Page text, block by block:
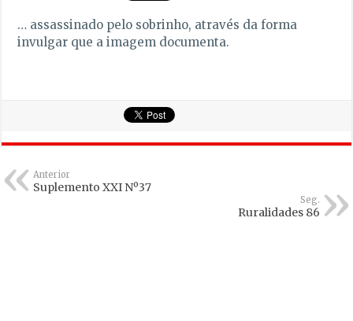
… assassinado pelo sobrinho, através da forma
invulgar que a imagem documenta.
Anterior
Suplemento XXI Nº37
Seg.
Ruralidades 86